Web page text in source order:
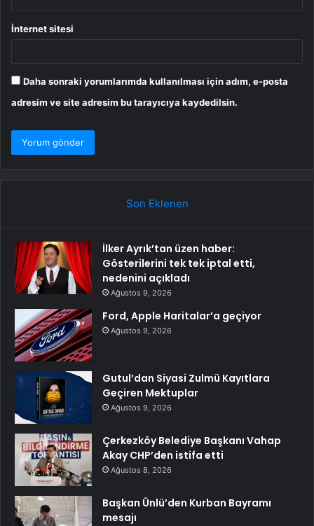
İnternet sitesi
Daha sonraki yorumlarımda kullanılması için adım, e-posta
adresim ve site adresim bu tarayıcıya kaydedilsin.
Son Eklenen
İlker Ayrık’tan üzen haber:
Gösterilerini tek tek iptal etti,
nedenini açıkladı
Ağustos 9, 2026
Ford, Apple Haritalar’a geçiyor
Ağustos 9, 2026
Gutul’dan Siyasi Zulmü Kayıtlara
Geçiren Mektuplar
Ağustos 9, 2026
Çerkezköy Belediye Başkanı Vahap
Akay CHP’den istifa etti
Ağustos 8, 2026
Başkan Ünlü’den Kurban Bayramı
mesajı